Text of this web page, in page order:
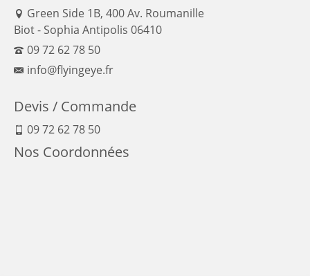
Green Side 1B, 400 Av. Roumanille
Biot - Sophia Antipolis 06410
09 72 62 78 50
info@flyingeye.fr
Devis / Commande
09 72 62 78 50
Nos Coordonnées